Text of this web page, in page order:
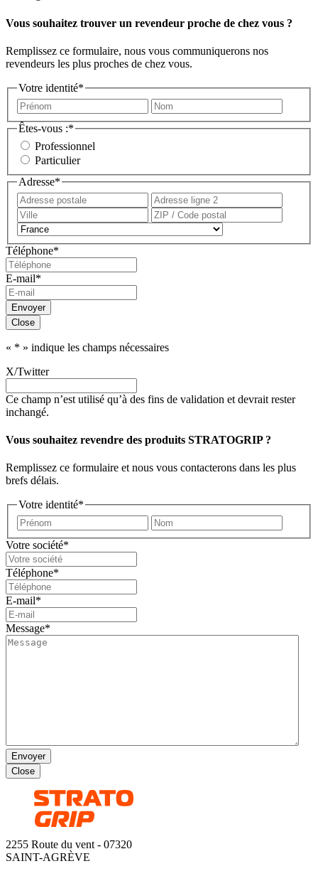
Vous souhaitez trouver un revendeur proche de chez vous ?
Remplissez ce formulaire, nous vous communiquerons nos
revendeurs les plus proches de chez vous.
Votre identité*
Prénom
Êtes-vous :*
Professionnel
Particulier
Adresse*
Adresse
postale
Ville
Téléphone*
E-mail*
Envoyer
Close
« * » indique les champs nécessaires
X/Twitter
Ce champ n’est utilisé qu’à des fins de validation et devrait rester
inchangé.
Vous souhaitez revendre des produits STRATOGRIP ?
Remplissez ce formulaire et nous vous contacterons dans les plus
brefs délais.
Votre identité*
Prénom
Votre société*
Téléphone*
E-mail*
Message*
Envoyer
Close
2255 Route du vent - 07320
SAINT-AGRÈVE